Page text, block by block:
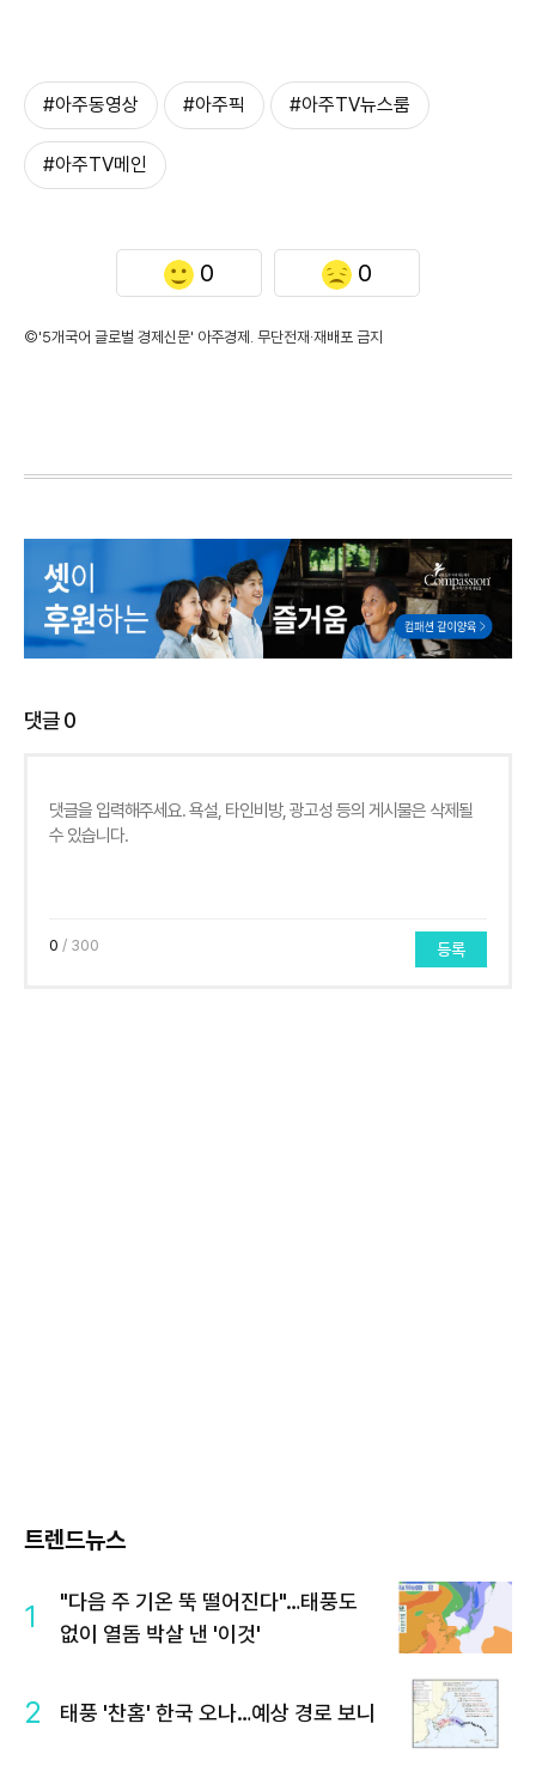
#아주동영상 #아주픽 #아주TV뉴스룸
#아주TV메인
0 0
©'5개국어 글로벌 경제신문' 아주경제. 무단전재·재배포 금지
댓글0
0 / 300 등록
트렌드뉴스
1
"다음 주 기온 뚝 떨어진다"…태풍도
없이 열돔 박살 낸 '이것'
2 태풍 '찬홈' 한국 오나…예상 경로 보니